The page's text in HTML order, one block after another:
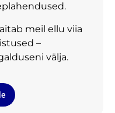
meil ellu viia
–
välja.